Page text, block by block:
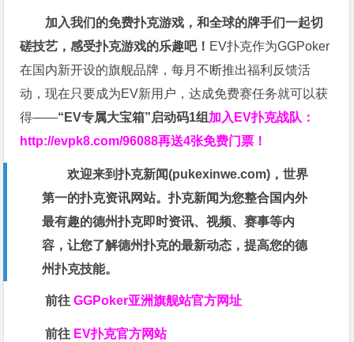
加入我们的免费扑克游戏，和全球的牌手们一起切
磋技艺，感受扑克游戏的乐趣吧！ EV扑克作为GGPoker
在国内新开设的旗舰品牌，每月不断推出福利反馈活
动，现在只要成为EV新用户，达成免费赛任务就可以获
得——“EV专属大宝箱”启动码1组 加入EV扑克战队：
http://evpk8.com/96088再送4张免费门票！
欢迎来到扑克新闻(pukexinwe.com)，世界
第一的扑克资讯网站。扑克新闻为您整合国内外
最有趣的德州扑克即时资讯、视频、赛事等内
容，让您了解德州扑克的最新动态，提高您的德
州扑克技能。
前往GGPoker亚洲旗舰站官方网址
前往 EV扑克官方网站